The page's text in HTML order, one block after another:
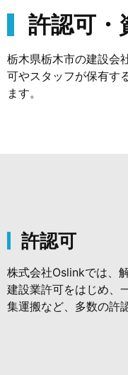
許認可・
栃木県栃木市の建設会
可やスタッフが保有す
ます。
許認可
株式会社Oslinkでは、
建設業許可をはじめ、
集運搬など、多数の許